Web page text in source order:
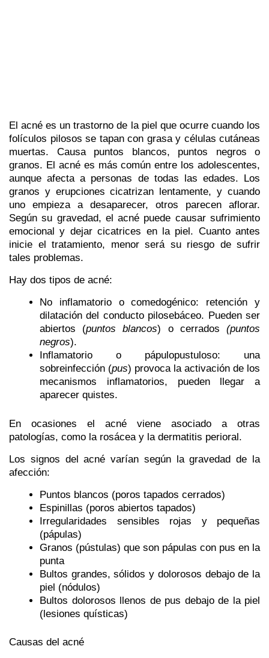
El acné es un trastorno de la piel que ocurre cuando los
folículos pilosos se tapan con grasa y células cutáneas
muertas. Causa puntos blancos, puntos negros o
granos. El acné es más común entre los adolescentes,
aunque afecta a personas de todas las edades. Los
granos y erupciones cicatrizan lentamente, y cuando
uno empieza a desaparecer, otros parecen aflorar.
Según su gravedad, el acné puede causar sufrimiento
emocional y dejar cicatrices en la piel. Cuanto antes
inicie el tratamiento, menor será su riesgo de sufrir
tales problemas.
Hay dos tipos de acné:
No inflamatorio o comedogénico: retención y
dilatación del conducto pilosebáceo. Pueden ser
abiertos (puntos blancos) o cerrados(puntos
negros).
Inflamatorio o pápulopustuloso: una
sobreinfección (pus) provoca la activación de los
mecanismos inflamatorios, pueden llegar a
aparecer quistes.
En ocasiones el acné viene asociado a otras
patologías, como la rosácea y la dermatitis perioral.
Los signos del acné varían según la gravedad de la
afección:
Puntos blancos (poros tapados cerrados)
Espinillas (poros abiertos tapados)
Irregularidades sensibles rojas y pequeñas
(pápulas)
Granos (pústulas) que son pápulas con pus en la
punta
Bultos grandes, sólidos y dolorosos debajo de la
piel (nódulos)
Bultos dolorosos llenos de pus debajo de la piel
(lesiones quísticas)
Causas del acné